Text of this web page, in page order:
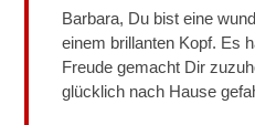
Barbara, Du bist eine
einem brillanten Kopf. Es
Freude gemacht Dir
glücklich nach Hause